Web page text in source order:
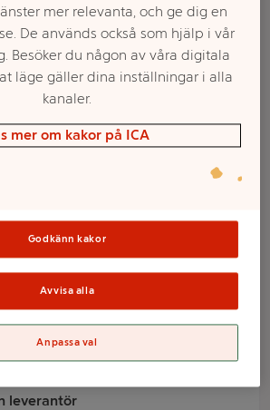
OLW
leverantör
butik och handla
kan variera mellan butikerna
mer relevanta, och ge dig en
De används också som hjälp i vår
Besöker du någon av våra digitala
läge gäller dina inställningar i alla
kanaler.
mer om kakor på ICA
Godkänn kakor
Avvisa alla
Anpassa val